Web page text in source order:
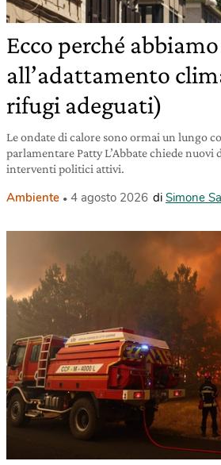
Ecco perché
all’adattamento
rifugi adeguati)
Le ondate di calore sono ormai un lungo
parlamentare Patty L’Abbate chiede
interventi politici attivi.
Ambiente 4 agosto 2026 di Simone